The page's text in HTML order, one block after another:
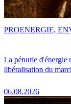
La pénurie d'énergie
libéralisation du
06.08.2026
PROENERGIE,